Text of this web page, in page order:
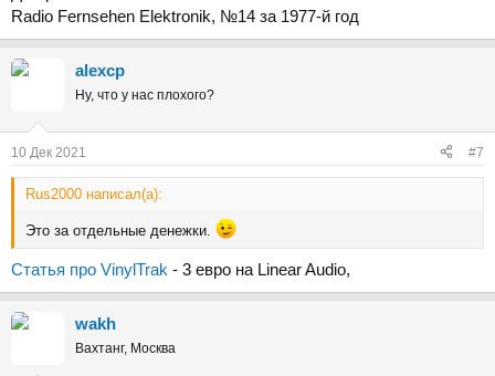
Radio Fernsehen Elektronik, №14 за 1977-й год
alexcp
Ну, что у нас плохого?
10 Дек 2021 #7
Rus2000 написал(а):
Это за отдельные денежки.
Статья про VinylTrak - 3 евро на Linear Audio,
wakh
Вахтанг, Москва